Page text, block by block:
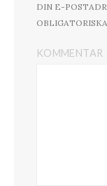
DIN E-
KOMMENTAR